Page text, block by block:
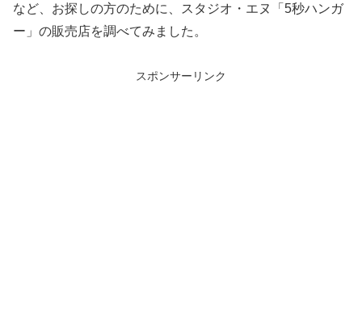
など、お探しの方のために、スタジオ・エヌ「5秒ハンガ
ー」の販売店を調べてみました。
スポンサーリンク